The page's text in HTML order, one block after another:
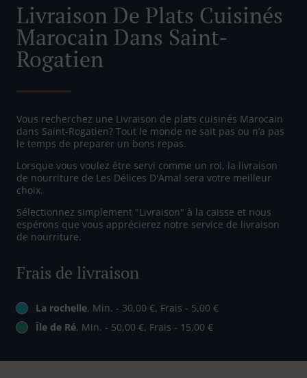
Livraison De Plats Cuisinés
Marocain Dans Saint-
Rogatien
Vous recherchez une Livraison de plats cuisinés Marocain
dans Saint-Rogatien? Tout le monde ne sait pas ou n’a pas
le temps de preparer un bons repas.
Lorsque vous voulez être servi comme un roi, la livraison
de nourriture de Les Délices D'Amal sera votre meilleur
choix.
Sélectionnez simplement "Livraison" à la caisse et nous
espérons que vous apprécierez notre service de livraison
de nourriture.
Frais de livraison
La rochelle, Min. - 30,00 €, Frais - 5,00 €
Île de Ré, Min. - 50,00 €, Frais - 15,00 €